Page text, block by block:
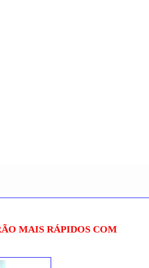
MAIS RÁPIDOS COM